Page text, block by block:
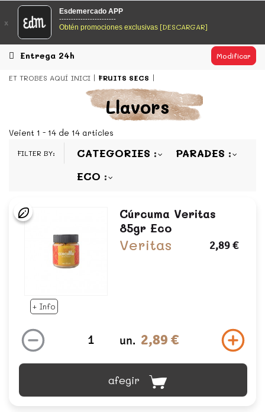
EsDeMercado.com
EsDeMercado.com te lleva a casa los mejores productos de
los mejores mercados de Barcelona y de productores
locales.
EsDeMercado.com
EsDeMercado.com te lleva a casa los mejores productos de
los mejores mercados de Barcelona y de productores
READ MORE
x
Esdemercado APP
------------------------
Obtén promociones exclusivas [DESCARGAR]
Entrega 24h Modificar
ET TROBES AQUÍ INICI FRUITS SECS
Llavors
Veient 1 - 14 de 14 articles
FILTER BY: CATEGORIES
PARADES
ECO
+ Info
Cúrcuma Veritas
85gr Eco
Veritas 2,89 €
un. 2,89 €
afegir